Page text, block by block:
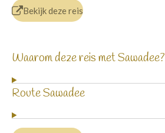
Bekijk deze reis
Waarom deze reis met Sawadee?
Route Sawadee